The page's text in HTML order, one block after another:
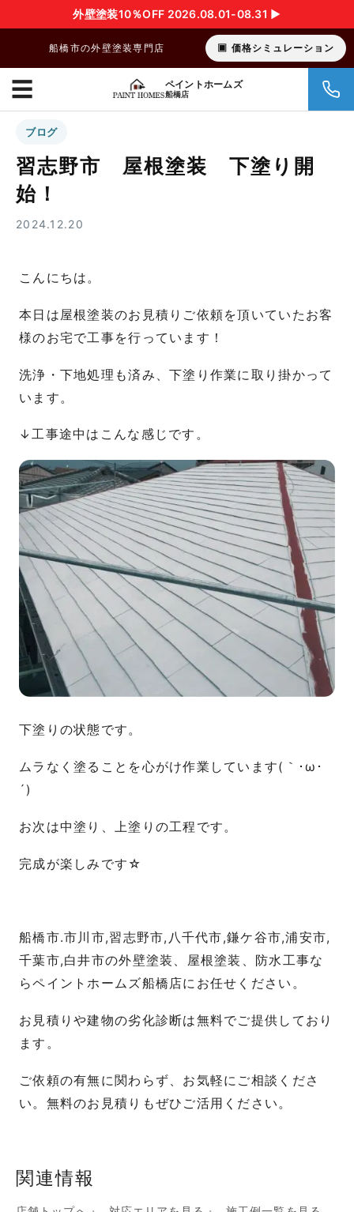
外壁塗装10％OFF 2026.08.01-08.31 ▶︎
船橋市の外壁塗装専門店 価格シミュレーション
ペイントホームズ
船橋店
☰
ブログ
習志野市 屋根塗装 下塗り開
始！
2024.12.20
こんにちは。
本日は屋根塗装のお見積りご依頼を頂いていたお客
様のお宅で工事を行っています！
洗浄・下地処理も済み、下塗り作業に取り掛かって
います。
↓工事途中はこんな感じです。
下塗りの状態です。
ムラなく塗ることを心がけ作業しています(｀･ω･
´)
お次は中塗り、上塗りの工程です。
完成が楽しみです☆
船橋市.市川市,習志野市,八千代市,鎌ケ谷市,浦安市,
千葉市,白井市の外壁塗装、屋根塗装、防水工事な
らペイントホームズ船橋店にお任せください。
お見積りや建物の劣化診断は無料でご提供しており
ます。
ご依頼の有無に関わらず、お気軽にご相談くださ
い。無料のお見積りもぜひご活用ください。
関連情報